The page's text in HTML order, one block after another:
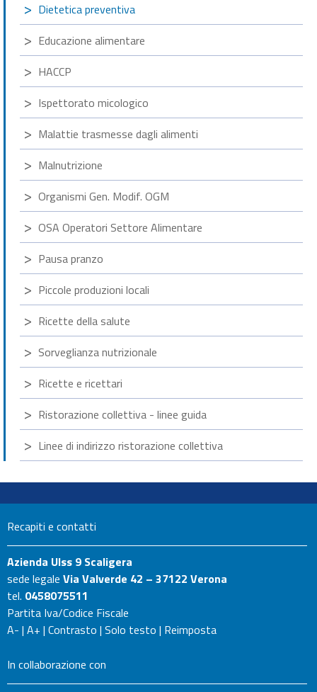
Dietetica preventiva
Educazione alimentare
HACCP
Ispettorato micologico
Malattie trasmesse dagli alimenti
Malnutrizione
Organismi Gen. Modif. OGM
OSA Operatori Settore Alimentare
Pausa pranzo
Piccole produzioni locali
Ricette della salute
Sorveglianza nutrizionale
Ricette e ricettari
Ristorazione collettiva - linee guida
Linee di indirizzo ristorazione collettiva
Recapiti e contatti
Azienda Ulss 9 Scaligera
sede legale Via Valverde 42 – 37122 Verona
tel. 0458075511
Partita Iva/Codice Fiscale
A- | A+ | Contrasto | Solo testo | Reimposta
In collaborazione con